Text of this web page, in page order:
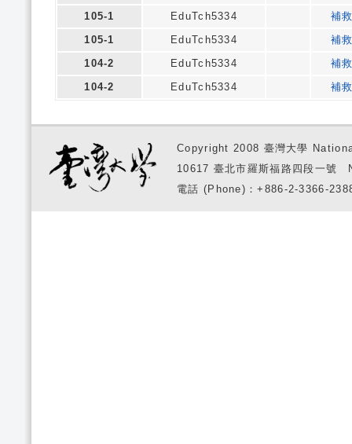
105-1
EduTch5334
補
105-1
EduTch5334
補
104-2
EduTch5334
補
104-2
EduTch5334 補
Copyright 2008 臺灣大學
10617 臺北市羅斯福路四段一
電話 (Phone)：+886-2-3366-